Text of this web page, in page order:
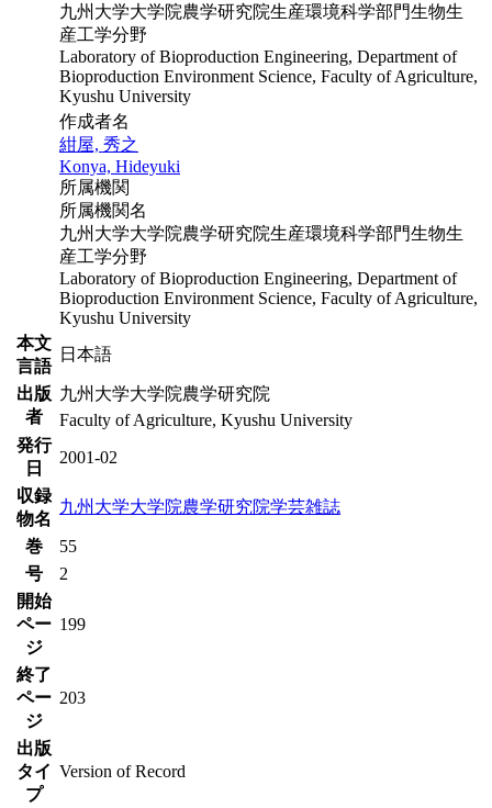
九州大学大学院農学研究院生産環境科学部門生物生
産工学分野
Laboratory of Bioproduction Engineering, Department of
Bioproduction Environment Science, Faculty of Agriculture,
Kyushu University
作成者名
紺屋, 秀之
Konya, Hideyuki
所属機関
所属機関名
九州大学大学院農学研究院生産環境科学部門生物生
産工学分野
Laboratory of Bioproduction Engineering, Department of
Bioproduction Environment Science, Faculty of Agriculture,
Kyushu University
本文
言語
日本語
出版
者
九州大学大学院農学研究院
Faculty of Agriculture, Kyushu University
発行
日
2001-02
収録
物名
九州大学大学院農学研究院学芸雑誌
巻
55
号
2
開始
ペー
ジ
199
終了
ペー
ジ
203
出版
タイ
プ
Version of Record